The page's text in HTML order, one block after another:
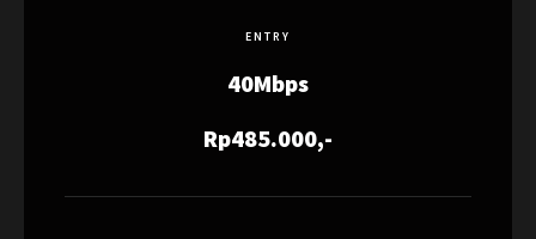
ENTRY
40Mbps
Rp485.000,-